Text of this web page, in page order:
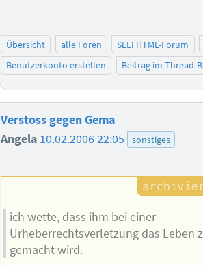
Übersicht alle Foren
SELFHTML-Forum
Benutzerkonto erstellen
Beitrag im Thread-
Verstoss gegen Gema
Angela 10.02.2006 22:05 sonstiges
ich wette, dass ihm bei einer
Urheberrechtsverletzung das Leben
gemacht wird.